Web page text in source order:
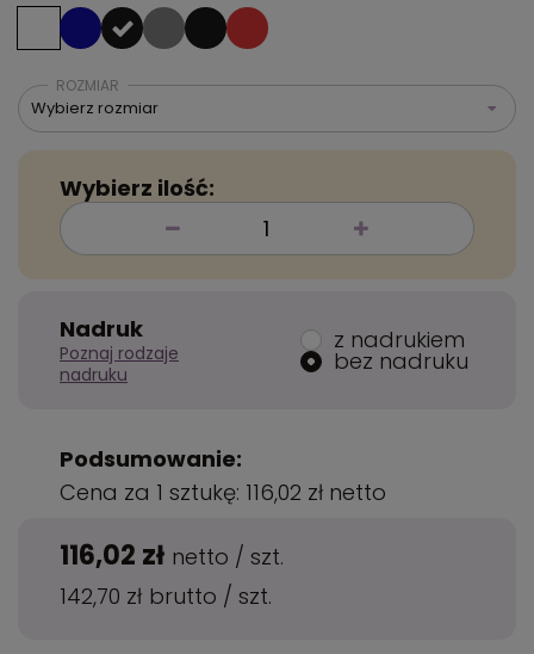
ROZMIAR
Wybierz rozmiar
Wybierz ilość:
Nadruk
Poznaj rodzaje
nadruku
z nadrukiem
bez nadruku
Podsumowanie:
Cena za 1 sztukę: 116,02 zł netto
116,02 zł netto / szt.
142,70 zł brutto / szt.